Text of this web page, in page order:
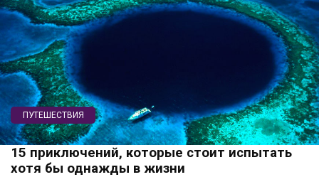
ПУТЕШЕСТВИЯ
15 приключений, которые стоит испытать
хотя бы однажды в жизни